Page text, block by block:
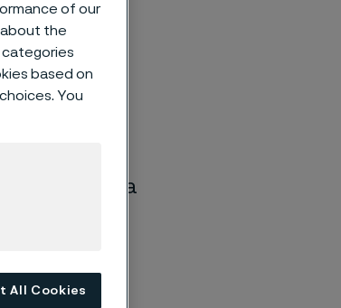
nettonoll-
kan bekräfta
i hela vår
of our
the
categories
based on
You
All Cookies